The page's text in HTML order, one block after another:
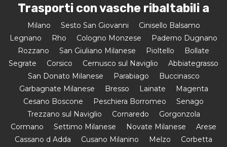
Trasporti con vasche ribaltabili a
Milano Sesto San Giovanni
Cinisello Balsamo
Legnano
Rho Cologno Monzese
Paderno Dugnano
Rozzano
San Giuliano Milanese Pioltello
Bollate
Segrate
Corsico Cernusco sul Naviglio
Abbiategrasso
San Donato Milanese
Parabiago
Buccinasco
Garbagnate Milanese
Bresso Lainate
Magenta
Cesano Boscone
Peschiera Borromeo
Senago
Trezzano sul Naviglio
Cornaredo
Gorgonzola
Cormano
Settimo Milanese Novate Milanese
Arese
Cassano d Adda
Cusano Milanino Melzo
Corbetta